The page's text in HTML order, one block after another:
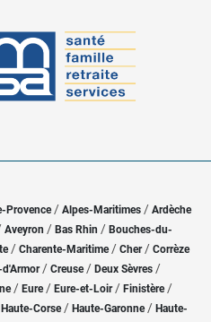
Provence / Alpes-Maritimes / Ardèche
Aveyron / Bas Rhin / Bouches-du-
/ Charente-Maritime/ Cher / Corrèze
/ Creuse/ Deux Sèvres /
/ Eure/ Eure-et-Loir / Finistère/
Haute-Corse/ Haute-Garonne/ Haute-